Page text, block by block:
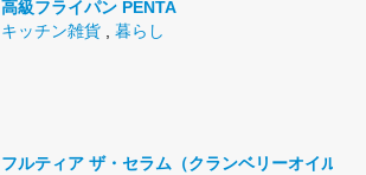
高級フライパン PENTA
キッチン雑貨
暮らし
フルティア ザ・セラム（クランベリーオイル）